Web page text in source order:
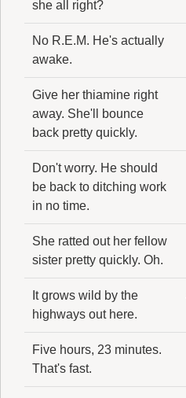
she all right?
No R.E.M. He's actually
awake.
Give her thiamine right
away. She'll bounce
back pretty quickly.
Don't worry. He should
be back to ditching work
in no time.
She ratted out her fellow
sister pretty quickly. Oh.
It grows wild by the
highways out here.
Five hours, 23 minutes.
That's fast.